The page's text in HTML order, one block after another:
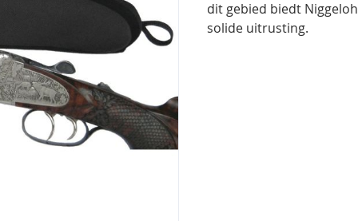
dit gebied biedt
solide uitrusting.